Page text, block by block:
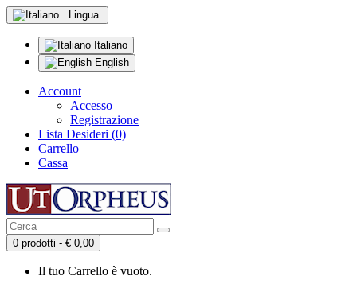
Lingua
Italiano
English
Account
Accesso
Registrazione
Lista Desideri (0)
Carrello
Cassa
0 prodotti - € 0,00
Il tuo Carrello è vuoto.